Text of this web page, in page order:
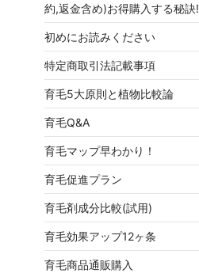
約,返金含め)お得購入する秘訣!
初めにお読みください
特定商取引法記載事項
育毛5大原則と植物比較論
育毛Q&A
育毛マップ早わかり！
育毛促進プラン
育毛剤成分比較(試用)
育毛効果アップ12ヶ条
育毛商品通販購入